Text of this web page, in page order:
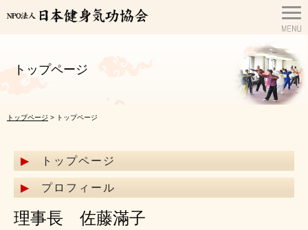
トップページ
トップページ > トップページ
トップページ
プロフィール
理事長 佐藤滿子